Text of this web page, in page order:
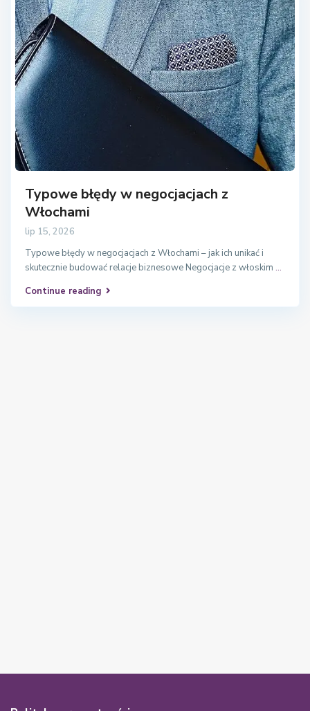
Typowe błędy w negocjacjach z
Włochami
lip 15, 2026
Typowe błędy w negocjacjach z Włochami – jak ich unikać i
skutecznie budować relacje biznesowe Negocjacje z włoskim ...
Continue reading